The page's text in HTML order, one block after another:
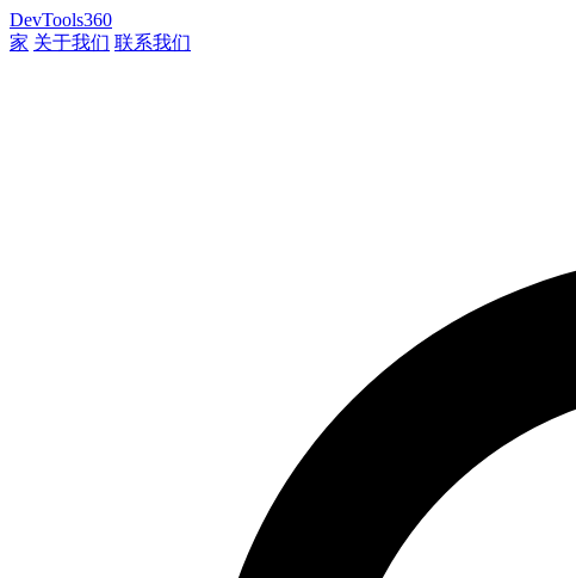
DevTools360
家 关于我们 联系我们